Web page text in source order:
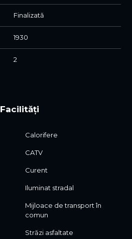
Finalizată
1930
2
Facilități
Calorifere
CATV
Curent
Iluminat stradal
Mijloace de transport în
comun
Străzi asfaltate